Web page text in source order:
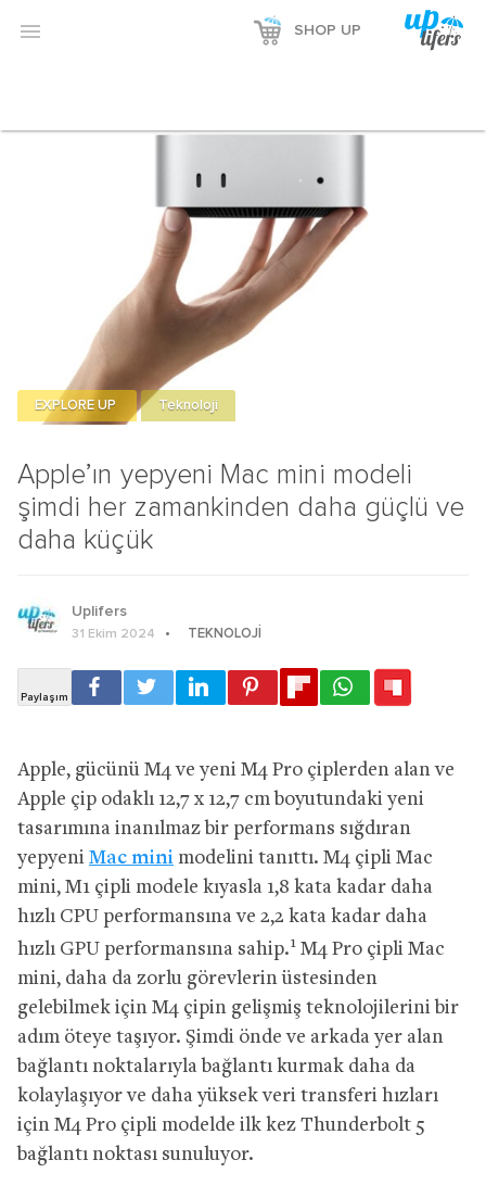
 SHOP UP
Apple’ın yepyeni Mac mini modeli
şimdi her zamankinden daha güçlü ve
daha küçük
EXPLORE UP Teknoloji
Uplifers
31 Ekim 2024 TEKNOLOJI
Apple, gücünü M4 ve yeni M4 Pro çiplerden alan ve
Apple çip odaklı 12,7 x 12,7 cm boyutundaki yeni
tasarımına inanılmaz bir performans sığdıran
yepyeni Mac mini modelini tanıttı. M4 çipli Mac
mini, M1 çipli modele kıyasla 1,8 kata kadar daha
hızlı CPU performansına ve 2,2 kata kadar daha
hızlı GPU performansına sahip.1 M4 Pro çipli Mac
mini, daha da zorlu görevlerin üstesinden
gelebilmek için M4 çipin gelişmiş teknolojilerini bir
adım öteye taşıyor. Şimdi önde ve arkada yer alan
bağlantı noktalarıyla bağlantı kurmak daha da
kolaylaşıyor ve daha yüksek veri transferi hızları
için M4 Pro çipli modelde ilk kez Thunderbolt 5
bağlantı noktası sunuluyor.